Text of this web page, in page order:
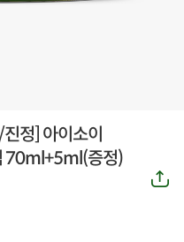
정] 아이소이
70ml+5ml(증정)
공
유